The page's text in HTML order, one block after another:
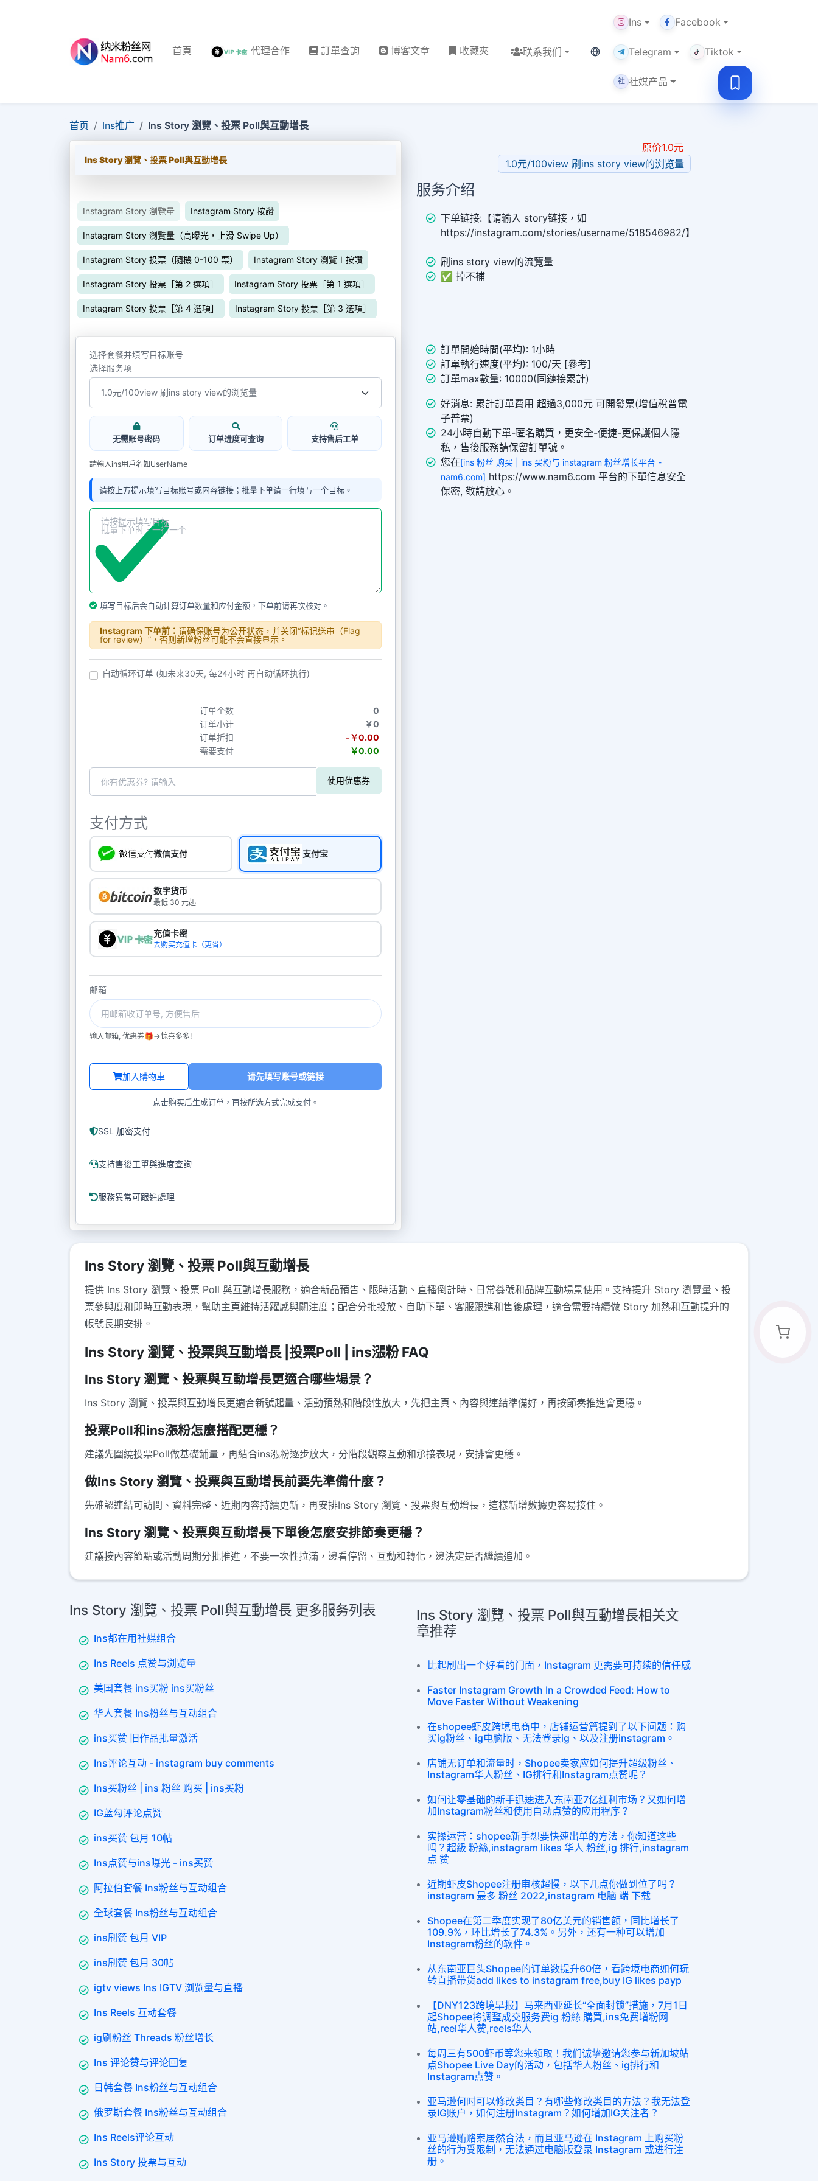
首頁 代理合作 訂單查詢 博客文章 收藏夾 联系我们 当前语言：繁体
Ins Facebook
Telegram Tiktok
社 社媒产品
首页 Ins推广 Ins Story 瀏覽、投票 Poll與互動增長
Ins Story 瀏覽、投票 Poll與互動增長
Instagram Story 瀏覽量 Instagram Story 按讚
Instagram Story 瀏覽量（高曝光，上滑 Swipe Up）
Instagram Story 投票（隨機 0-100 票） Instagram Story 瀏覽＋按讚
Instagram Story 投票［第 2 選項］ Instagram Story 投票［第 1 選項］
Instagram Story 投票［第 4 選項］ Instagram Story 投票［第 3 選項］
选择套餐并填写目标账号
选择服务项
无需账号密码 订单进度可查询 支持售后工单
請輸入ins用戶名如UserName
请按上方提示填写目标账号或内容链接；批量下单请一行填写一个目标。
填写目标后会自动计算订单数量和应付金额，下单前请再次核对。
Instagram 下单前： 请确保账号为公开状态，并关闭“标记送审（Flag
for review）”，否则新增粉丝可能不会直接显示。
自动循环订单 (如未来30天, 每24小时 再自动循环执行)
订单个数
0
订单小计
￥0
订单折扣
-￥0.00
需要支付
￥0.00
使用优惠券
支付方式
微信支付 支付宝
数字货币
最低 30 元起
充值卡密
去购买充值卡（更省）
邮箱
输入邮箱, 优惠券🎁->惊喜多多!
加入購物車 请先填写账号或链接
点击购买后生成订单，再按所选方式完成支付。
SSL 加密支付
支持售後工單與進度查詢
服務異常可跟進處理
原价1.0元
1.0元/100view 刷ins story view的浏览量
服务介绍
下单链接:【请输入 story链接，如
https://instagram.com/stories/username/518546982/】
刷ins story view的流覽量
✅ 掉不補
訂單開始時間(平均): 1小時
訂單執行速度(平均): 100/天 [參考]
訂單max數量: 10000(同鏈接累計)
好消息: 累計訂單費用 超過3,000元 可開發票(增值稅普電
子普票)
24小時自動下單-匿名購買，更安全-便捷-更保護個人隱
私，售後服務請保留訂單號。
您在[ins 粉丝 购买 | ins 买粉与 instagram 粉丝增长平台 -
nam6.com] https://www.nam6.com 平台的下單信息安全
保密, 敬請放心。
Ins Story 瀏覽、投票 Poll與互動增長
提供 Ins Story 瀏覽、投票 Poll 與互動增長服務，適合新品預告、限時活動、直播倒計時、日常養號和品牌互動場景使用。支持提升 Story 瀏覽量、投
票參與度和即時互動表現，幫助主頁維持活躍感與關注度；配合分批投放、自助下單、客服跟進和售後處理，適合需要持續做 Story 加熱和互動提升的
帳號長期安排。
Ins Story 瀏覽、投票與互動增長 |投票Poll | ins漲粉 FAQ
Ins Story 瀏覽、投票與互動增長更適合哪些場景？
Ins Story 瀏覽、投票與互動增長更適合新號起量、活動預熱和階段性放大，先把主頁、內容與連結準備好，再按節奏推進會更穩。
投票Poll和ins漲粉怎麼搭配更穩？
建議先圍繞投票Poll做基礎鋪量，再結合ins漲粉逐步放大，分階段觀察互動和承接表現，安排會更穩。
做Ins Story 瀏覽、投票與互動增長前要先準備什麼？
先確認連結可訪問、資料完整、近期內容持續更新，再安排Ins Story 瀏覽、投票與互動增長，這樣新增數據更容易接住。
Ins Story 瀏覽、投票與互動增長下單後怎麼安排節奏更穩？
建議按內容節點或活動周期分批推進，不要一次性拉滿，邊看停留、互動和轉化，邊決定是否繼續追加。
Ins Story 瀏覽、投票 Poll與互動增長 更多服务列表
Ins都在用社媒组合
Ins Reels 点赞与浏览量
美国套餐 ins买粉 ins买粉丝
华人套餐 Ins粉丝与互动组合
ins买赞 旧作品批量激活
Ins评论互动 - instagram buy comments
Ins买粉丝 | ins 粉丝 购买 | ins买粉
IG蓝勾评论点赞
ins买赞 包月 10帖
Ins点赞与ins曝光 - ins买赞
阿拉伯套餐 Ins粉丝与互动组合
全球套餐 Ins粉丝与互动组合
ins刷赞 包月 VIP
ins刷赞 包月 30帖
igtv views Ins IGTV 浏览量与直播
Ins Reels 互动套餐
ig刷粉丝 Threads 粉丝增长
Ins 评论赞与评论回复
日韩套餐 Ins粉丝与互动组合
俄罗斯套餐 Ins粉丝与互动组合
Ins Reels评论互动
Ins Story 投票与互动
Ins Story 瀏覽、投票 Poll與互動增長相关文
章推荐
比起刷出一个好看的门面，Instagram 更需要可持续的信任感
Faster Instagram Growth In a Crowded Feed: How to
Move Faster Without Weakening
在shopee虾皮跨境电商中，店铺运营篇提到了以下问题：购
买ig粉丝、ig电脑版、无法登录ig、以及注册instagram。
店铺无订单和流量时，Shopee卖家应如何提升超级粉丝、
Instagram华人粉丝、IG排行和Instagram点赞呢？
如何让零基础的新手迅速进入东南亚7亿红利市场？又如何增
加Instagram粉丝和使用自动点赞的应用程序？
实操运营：shopee新手想要快速出单的方法，你知道这些
吗？超級 粉絲,instagram likes 华人 粉丝,ig 排行,instagram
点 赞
近期虾皮Shopee注册审核超慢，以下几点你做到位了吗？
instagram 最多 粉丝 2022,instagram 电脑 端 下载
Shopee在第二季度实现了80亿美元的销售额，同比增长了
109.9%，环比增长了74.3%。另外，还有一种可以增加
Instagram粉丝的软件。
从东南亚巨头Shopee的订单数提升60倍，看跨境电商如何玩
转直播带货add likes to instagram free,buy IG likes payp
【DNY123跨境早报】马来西亚延长“全面封锁”措施，7月1日
起Shopee将调整成交服务费ig 粉絲 購買,ins免费增粉网
站,reel华人赞,reels华人
每周三有500虾币等您来领取！我们诚挚邀请您参与新加坡站
点Shopee Live Day的活动，包括华人粉丝、ig排行和
Instagram点赞。
亚马逊何时可以修改类目？有哪些修改类目的方法？我无法登
录IG账户，如何注册Instagram？如何增加IG关注者？
亚马逊贿赂案居然合法，而且亚马逊在 Instagram 上购买粉
丝的行为受限制，无法通过电脑版登录 Instagram 或进行注
册。